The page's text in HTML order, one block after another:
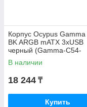
Корпус Ocypus
BK ARGB mATX 3xUSB
черный (Gamma-C54-
BKD300XX-GL)
В наличии
18 244 ₸
Купить